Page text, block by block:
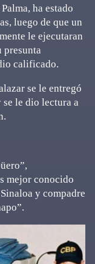
ha estado
luego de que un
le ejecutaran
presunta
calificado.
se le entregó
le dio lectura a
mejor conocido
y compadre